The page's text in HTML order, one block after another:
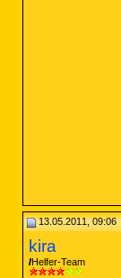
13.05.2011, 09:06
kira
Helfer-Team